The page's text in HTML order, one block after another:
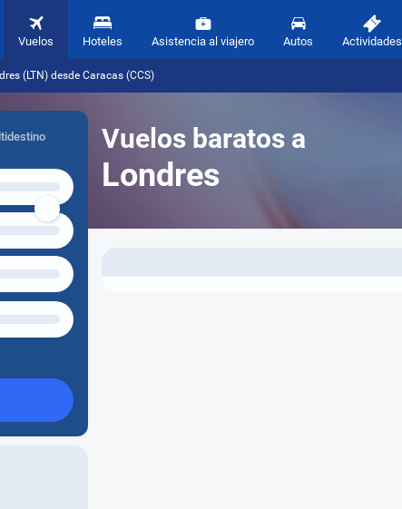
Vuelos Hoteles Asistencia al viajero Autos Actividades
(LTN) desde Caracas (CCS)
Vuelos baratos a
Londres